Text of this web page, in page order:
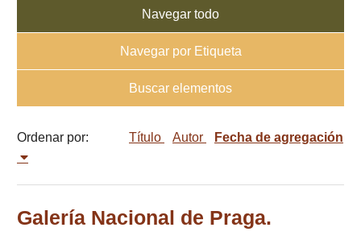
Navegar todo
Navegar por Etiqueta
Buscar elementos
Ordenar por: Título Autor Fecha de agregación
Galería Nacional de Praga.